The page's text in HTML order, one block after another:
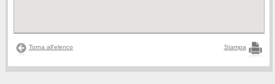
Torna all'elenco Stampa